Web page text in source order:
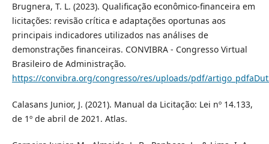
Brugnera, T. L. (2023). Qualificação econômico-financeira em
licitações: revisão crítica e adaptações oportunas aos
principais indicadores utilizados nas análises de
demonstrações financeiras. CONVIBRA - Congresso Virtual
Brasileiro de Administração.
https://convibra.org/congresso/res/uploads/pdf/
Calasans Junior, J. (2021). Manual da Licitação: Lei nº 14.133,
de 1º de abril de 2021. Atlas.